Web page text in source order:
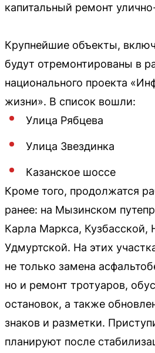
капитальный ремонт
Крупнейшие объекты,
будут отремонтированы в
национального проекта
жизни». В список вошли:
Улица Рябцева
Улица Звездинка
Казанское шоссе
Кроме того, продолжатся
ранее: на Мызинском
Карла Маркса, Кузбасской,
Удмуртской. На этих
не только замена
но и ремонт тротуаров,
остановок, а также
знаков и разметки.
планируют после